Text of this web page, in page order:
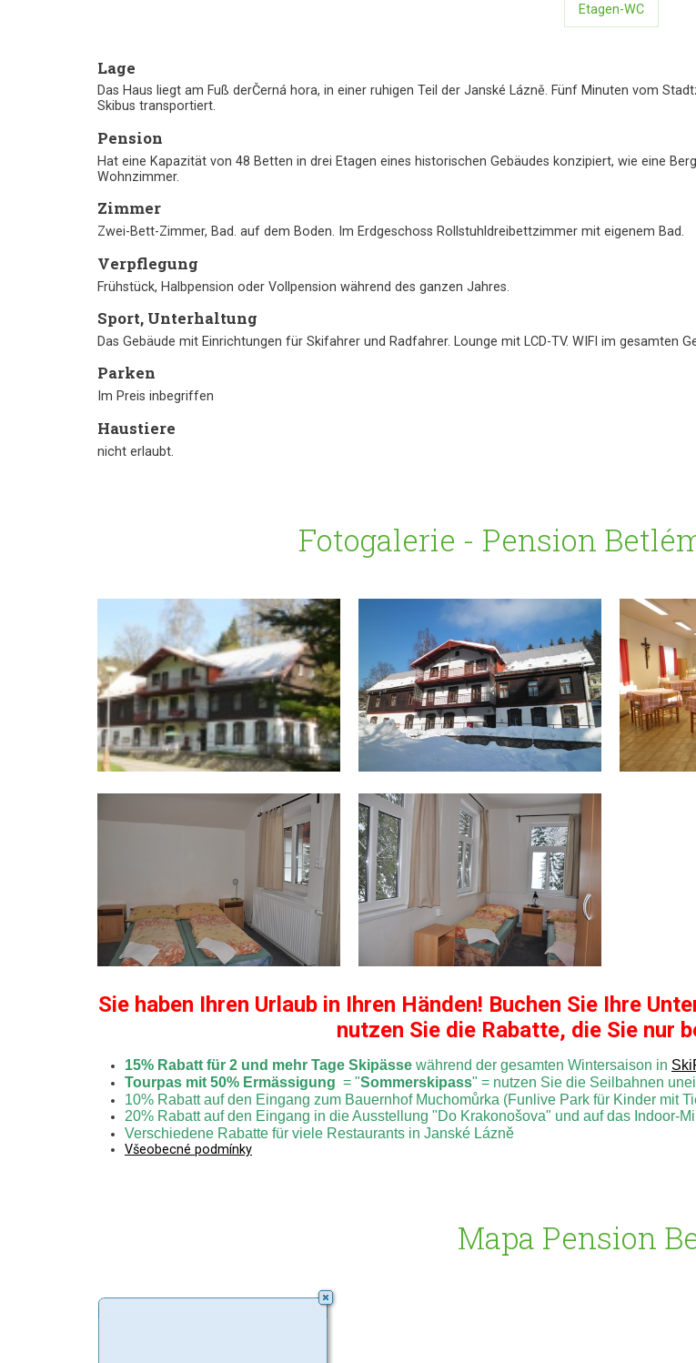
Etagen-WC
Lage
Das Haus liegt am Fuß derČerná hora, in einer ruhigen Teil der Janské Lázně. Fünf Minuten vom
Skibus transportiert.
Pension
Hat eine Kapazität von 48 Betten in drei Etagen eines historischen Gebäudes konzipiert, wie eine
Wohnzimmer.
Zimmer
Zwei-Bett-Zimmer, Bad. auf dem Boden. Im Erdgeschoss Rollstuhldreibettzimmer mit eigenem Bad.
Verpflegung
Frühstück, Halbpension oder Vollpension während des ganzen Jahres.
Sport, Unterhaltung
Das Gebäude mit Einrichtungen für Skifahrer und Radfahrer. Lounge mit LCD-TV. WIFI im gesamten
Parken
Im Preis inbegriffen
Haustiere
nicht erlaubt.
Fotogalerie - Pension
Sie haben Ihren Urlaub in Ihren Händen! Buchen Sie Ihre
nutzen Sie die Rabatte, die Sie nur
15% Rabatt für 2 und mehr Tage Skipässe während der gesamten Wintersaison in
Tourpas mit 50% Ermässigung = "Sommerskipass" = nutzen Sie die Seilbahnen
10% Rabatt auf den Eingang zum Bauernhof Muchomůrka (Funlive Park für Kinder mit
20% Rabatt auf den Eingang in die Ausstellung "Do Krakonošova" und auf das Indoor-
Verschiedene Rabatte für viele Restaurants in Janské Lázně
Všeobecné podmínky
Mapa Pension